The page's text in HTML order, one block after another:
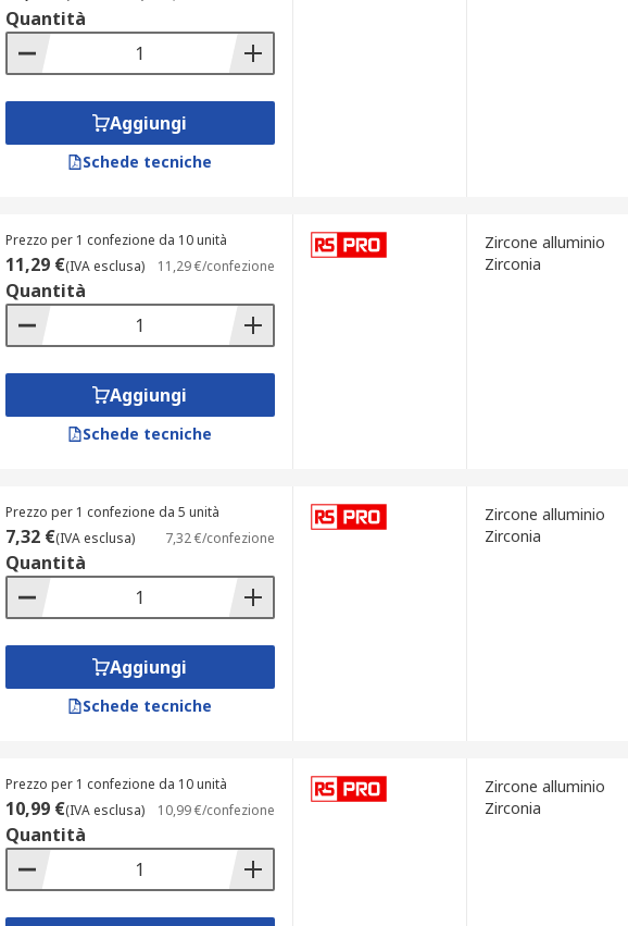
Quantità
Aggiungi
Schede tecniche
Prezzo per 1 confezione da 10 unità
11,29 €(IVA esclusa) 11,29 €/confezione
Quantità
Aggiungi
Schede tecniche
Zircone alluminio
Zirconia
Prezzo per 1 confezione da 5 unità
7,32 €(IVA esclusa) 7,32 €/confezione
Quantità
Aggiungi
Schede tecniche
Zircone alluminio
Zirconia
Prezzo per 1 confezione da 10 unità
10,99 €(IVA esclusa) 10,99 €/confezione
Quantità
Zircone alluminio
Zirconia